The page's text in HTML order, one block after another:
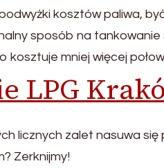
kosztów paliwa,
sposób na
kosztuje mniej więcej
LPG
licznych zalet nasuwa
Zerknijmy!